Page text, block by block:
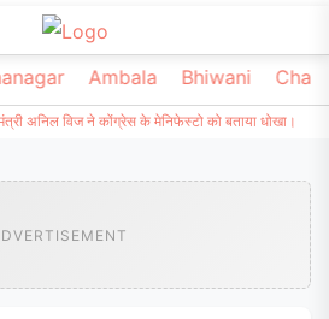
Ambala Bhiwani
अनिल विज ने कोंग्रेस के मेनिफेस्टो को बताया धोखा।